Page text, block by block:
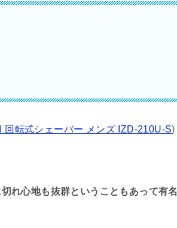
回転式シェーバー メンズ IZD-210U-S)
れ心地も抜群ということもあって有名